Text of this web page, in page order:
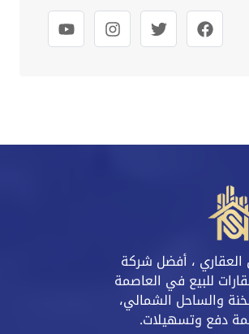
العقاري ، أفضل شركة
للبيع في العاصمة
والساحل الشمالي،
دفع وتسهيلات.